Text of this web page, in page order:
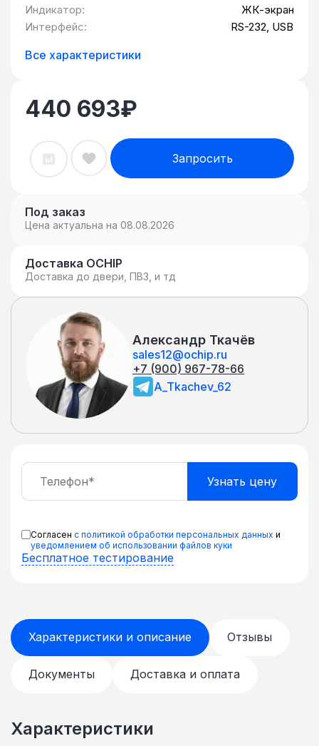
Индикатор:
ЖК-экран
Интерфейс:
RS-232, USB
Все характеристики
440 693₽
Запросить
Под заказ
Цена актуальна на 08.08.2026
Доставка OCHIP
Доставка до двери, ПВЗ, и тд
Александр Ткачёв
sales12@ochip.ru
+7 (900) 967-78-66
A_Tkachev_62
Согласен с политикой обработки персональных данных и
уведомлением об использовании файлов куки
Бесплатное тестирование
Характеристики и описание Отзывы
Документы Доставка и оплата
Характеристики